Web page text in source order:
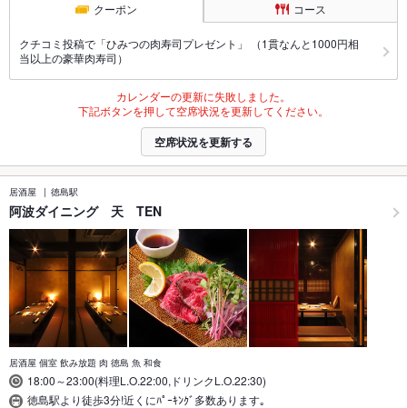
クーポン コース
クチコミ投稿で「ひみつの肉寿司プレゼント」 （1貫なんと1000円相
当以上の豪華肉寿司）
カレンダーの更新に失敗しました。
下記ボタンを押して空席状況を更新してください。
空席状況を更新する
居酒屋 徳島駅
阿波ダイニング 天 TEN
居酒屋 個室 飲み放題 肉 徳島 魚 和食
18:00～23:00(料理L.O.22:00,ドリンクL.O.22:30)
徳島駅より徒歩3分!近くにﾊﾟｰｷﾝｸﾞ多数あります｡